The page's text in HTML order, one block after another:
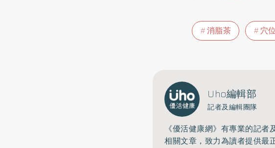
消脂茶 穴
Uho編輯部
記者及編輯團隊
《優活健康網》有專業的記
相關文章，致力為讀者提供最